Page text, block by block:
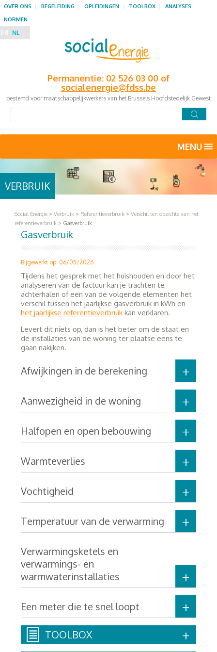
Permanentie: 02 526 03 00 of
socialenergie@fdss.be
bestemd voor maatschappelijkwerkers van het Brussels Hoofdstedelijk Gewest
OVER ONS BEGELEIDING OPLEIDINGEN TOOLBOX
ANALYSES
NORMEN
FR NL
MENU
Social Energie > Verbruik > Referentieverbruik > Verschil ten opzichte van het
referentieverbruik > Gasverbruik
VERBRUIK
Gasverbruik
Bijgewerkt op: 06/05/2026
Tijdens het gesprek met het huishouden en door het
analyseren van de factuur kan je trachten te
achterhalen of een van de volgende elementen het
verschil tussen het jaarlijkse gasverbruik in kWh en
het jaarlijkse referentieverbruikkan verklaren.
Levert dit niets op, dan is het beter om de staat en
de installaties van de woning ter plaatse eens te
gaan nakijken.
Afwijkingen in de berekening
Aanwezigheid in de woning
Halfopen en open bebouwing
Warmteverlies
Vochtigheid
Temperatuur van de verwarming
Verwarmingsketels en
verwarmings- en
warmwaterinstallaties
Een meter die te snel loopt
TOOLBOX